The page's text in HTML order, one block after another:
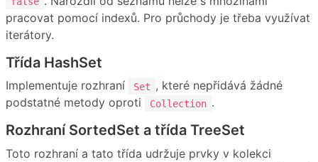
pracovat pomocí indexů. Pro průchody je třeba využívat
iterátory.
Třída HashSet
Implementuje rozhraní Set , které nepřidává žádné
podstatné metody oproti
Collection .
Rozhraní SortedSet a třída TreeSet
Toto rozhraní a tato třída udržuje prvky v kolekci